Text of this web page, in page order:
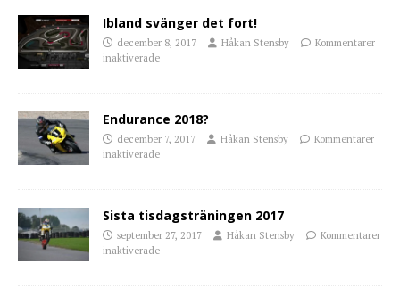
Ibland svänger det fort!
december 8, 2017 Håkan Stensby
Kommentarer
inaktiverade
Endurance 2018?
december 7, 2017 Håkan Stensby
Kommentarer
inaktiverade
Sista tisdagsträningen 2017
september 27, 2017 Håkan Stensby
Kommentarer
inaktiverade